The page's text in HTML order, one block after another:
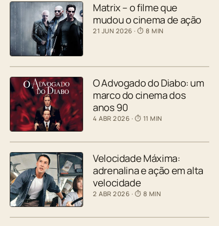
Matrix – o filme que
mudou o cinema de ação
21 JUN 2026 · ⏱ 8 MIN
O Advogado do Diabo: um
marco do cinema dos
anos 90
4 ABR 2026 · ⏱ 11 MIN
Velocidade Máxima:
adrenalina e ação em alta
velocidade
2 ABR 2026 · ⏱ 8 MIN